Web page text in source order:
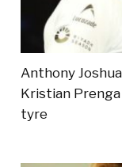
Anthony
Kristian
tyre